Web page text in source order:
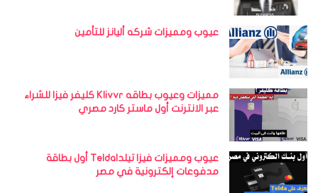
عيوب ومميزات شركه أليانز للتأمين
مميزات وعيوب بطاقه Klivvr كليفر فيزا للشراء
عبر الانترنت أول ماستر كارد مصري
عيوب ومميزات فيزا تيلداTelda أول بطاقة
مدفوعات إلكترونية في مصر